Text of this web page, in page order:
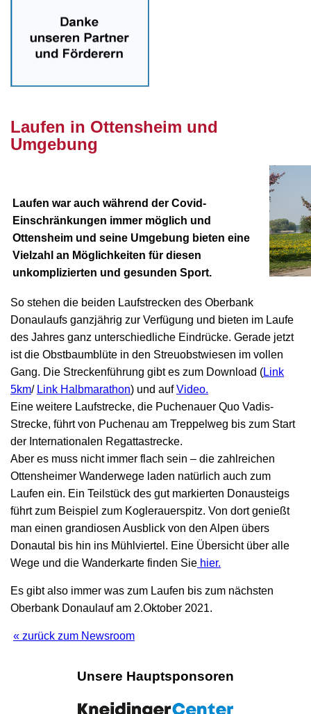
Laufen in Ottensheim und
Umgebung
Laufen war auch während der Covid-
Einschränkungen immer möglich und
Ottensheim und seine Umgebung bieten eine
Vielzahl an Möglichkeiten für diesen
unkomplizierten und gesunden Sport.
So stehen die beiden Laufstrecken des Oberbank
Donaulaufs ganzjährig zur Verfügung und bieten im Laufe
des Jahres ganz unterschiedliche Eindrücke. Gerade jetzt
ist die Obstbaumblüte in den Streuobstwiesen im vollen
Gang. Die Streckenführung gibt es zum Download (Link
5km/ Link Halbmarathon) und aufVideo.
Eine weitere Laufstrecke, die Puchenauer Quo Vadis-
Strecke, führt von Puchenau am Treppelweg bis zum Start
der Internationalen Regattastrecke.
Aber es muss nicht immer flach sein – die zahlreichen
Ottensheimer Wanderwege laden natürlich auch zum
Laufen ein. Ein Teilstück des gut markierten Donausteigs
führt zum Beispiel zum Koglerauerspitz. Von dort genießt
man einen grandiosen Ausblick von den Alpen übers
Donautal bis hin ins Mühlviertel. Eine Übersicht über alle
Wege und die Wanderkarte finden Sie hier.
Es gibt also immer was zum Laufen bis zum nächsten
Oberbank Donaulauf am 2.Oktober 2021.
« zurück zum Newsroom
Unsere Hauptsponsoren